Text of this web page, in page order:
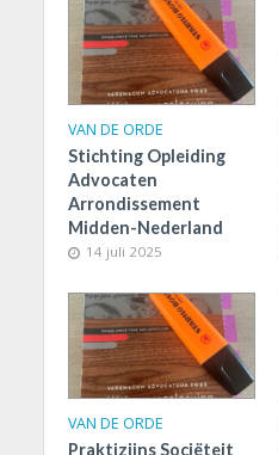
VAN DE ORDE
Stichting Opleiding
Advocaten
Arrondissement
Midden-Nederland
14 juli 2025
VAN DE ORDE
Praktizijns Sociëteit